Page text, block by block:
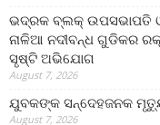
ଭଦ୍ରକ ବ୍ଲକ୍ ଉପସଭାପତି ଓ
ନାଳିଆ ନଦୀବନ୍ଧ ଗୁଡିକର
ସୃଷ୍ଟି ଅଭିଯୋଗ
August 7, 2026
ଯୁବକଙ୍କ ସନ୍ଦେହଜନକ
August 7, 2026